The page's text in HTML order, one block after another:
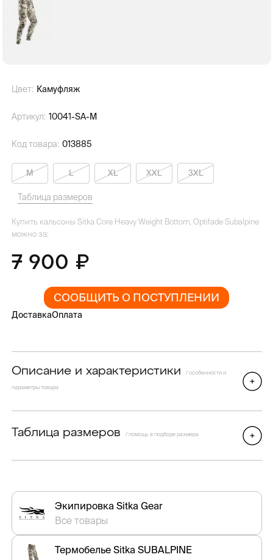
Цвет: Камуфляж
Артикул: 10041-SA-M
Код товара: 013885
M L XL XXL 3XL
Таблица размеров
Купить кальсоны Sitka Core Heavy Weight Bottom, Optifade Subalpine
можно за:
7 900
СООБЩИТЬ О ПОСТУПЛЕНИИ
ДоставкаОплата
Описание и характеристики / особенности и
параметры товара
Таблица размеров / помощь в подборе размера
Экипировка Sitka Gear
Все товары
Термобелье Sitka SUBALPINE